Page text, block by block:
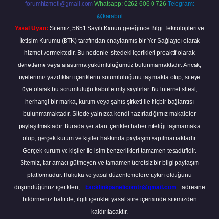
forumhizmeti@gmail.com Whatsapp: 0262 606 0 726 Telegram:
@karabul
Yasal Uyarı: Sitemiz, 5651 Sayılı Kanun gereğince Bilgi Teknolojileri ve
İletişim Kurumu (BTK) tarafından onaylanmış bir Yer Sağlayıcı olarak
hizmet vermektedir. Bu nedenle, sitedeki içerikleri proaktif olarak
denetleme veya araştırma yükümlülüğümüz bulunmamaktadır. Ancak,
üyelerimiz yazdıkları içeriklerin sorumluluğunu taşımakta olup, siteye
üye olarak bu sorumluluğu kabul etmiş sayılırlar. Bu internet sitesi,
herhangi bir marka, kurum veya şahıs şirketi ile hiçbir bağlantısı
bulunmamaktadır. Sitede yalnızca kendi hazırladığımız makaleler
paylaşılmaktadır. Burada yer alan içerikler haber niteliği taşımamakta
olup, gerçek kurum ve kişiler hakkında paylaşım yapılmamaktadır.
Gerçek kurum ve kişiler ile isim benzerlikleri tamamen tesadüfidir.
Sitemiz, kar amacı gütmeyen ve tamamen ücretsiz bir bilgi paylaşım
platformudur. Hukuka ve yasal düzenlemelere aykırı olduğunu
düşündüğünüz içerikleri,
backlinkpanelicomtr@gmail.com
adresine
bildirmeniz halinde, ilgili içerikler yasal süre içerisinde sitemizden
kaldırılacaktır.